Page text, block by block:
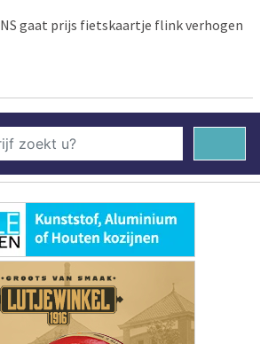
NS gaat prijs fietskaartje flink verhogen